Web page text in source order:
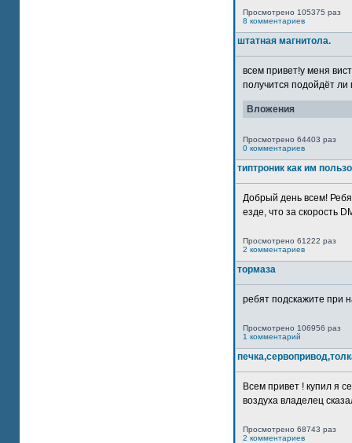
Просмотрено 105375 раз
8 комментариев
штатная магнитола.
всем привет!у меня
получится подойдёт ли
Вложения
Просмотрено 64403 раз
0 комментариев
типтроник как им
Добрый день всем!
езде, что за скорость
Просмотрено 61222 раз
2 комментариев
тормаза
ребят подскажите при
Просмотрено 106956 раз
1 комментарий
Всем привет ! купил я
воздуха владелец
Просмотрено 68743 раз
2 комментариев